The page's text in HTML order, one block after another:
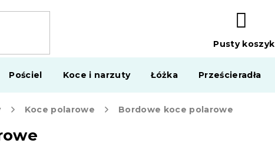
KOSZYK
Pusty koszyk
Pościel Koce i narzuty Łóżka Prześcieradła
Koce polarowe Bordowe koce polarowe